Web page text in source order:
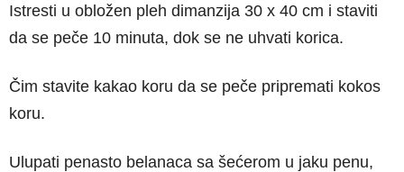
Istresti u obložen pleh dimanzija 30 x 40 cm i staviti
da se peče 10 minuta, dok se ne uhvati korica.
Čim stavite kakao koru da se peče pripremati kokos
koru.
Ulupati penasto belanaca sa šećerom u jaku penu,